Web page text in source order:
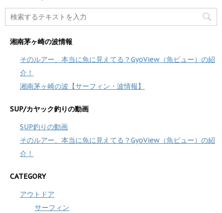
湘南茅ヶ崎の波情報
そのルアー、本当に魚に見えてる？GyoView（魚ビュー）の紹
介！
湘南茅ヶ崎の波【サーフィン・波情報】
SUP/カヤック釣りの動画
SUP釣りの動画
そのルアー、本当に魚に見えてる？GyoView（魚ビュー）の紹
介！
CATEGORY
アウトドア
サーフィン